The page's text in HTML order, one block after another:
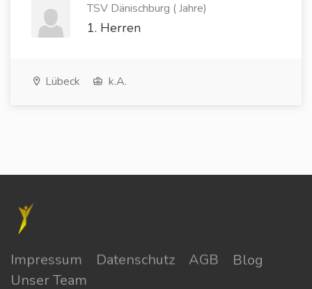
TSV Dänischburg ( Jahre)
1. Herren
Lübeck k.A.
Impressum Datenschutz AGB
Blog
Unser Team